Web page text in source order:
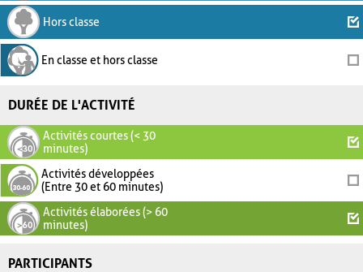
Hors classe
En classe et hors classe
DURÉE DE L'ACTIVITÉ
Activités courtes (< 30
minutes)
Activités développées
(Entre 30 et 60 minutes)
Activités élaborées (> 60
minutes)
PARTICIPANTS